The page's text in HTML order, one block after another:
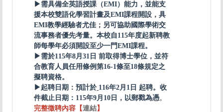
▶︎ 需具備全英語授課（EMI）能力，並能支
援本校雙語化學習計畫及EMI課程開設，具
EMI教學經驗者尤佳；另可協助國際學術交
流事務者優先考量。本校自115年度起新聘教
師每學年必須開設至少一門EMI課程。
▶︎ 需於115年8月31日 前取得博士學位，並符
合教育人員任用條例第16-1條至18條規定之
擬聘資格。
▶︎ 起聘日期：預計於 116年2月1日 起聘。收
件截止日期：115年9月10 日，以郵戳為憑。
完整徵聘內容【連結】